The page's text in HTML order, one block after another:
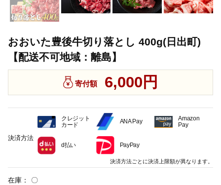
おおいた豊後牛切り落とし 400g(日出町)
【配送不可地域：離島】
寄付額 6,000円
在庫： 〇
決済方法
クレジット
カード
ANA Pay
Amazon
Pay
d払い PayPay
決済方法ごとに決済上限額が異なります。